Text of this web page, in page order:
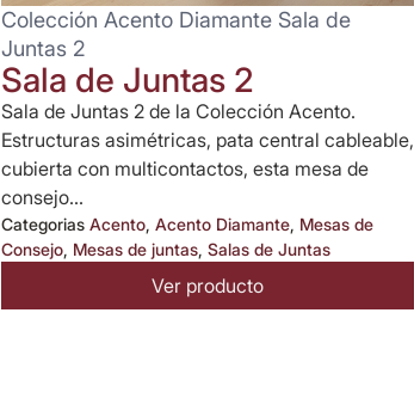
Colección Acento Diamante Sala de
Juntas 2
Sala de Juntas 2
Sala de Juntas 2 de la Colección Acento.
Estructuras asimétricas, pata central cableable,
cubierta con multicontactos, esta mesa de
consejo...
Categorias Acento, Acento Diamante, Mesas de
Consejo, Mesas de juntas, Salas de Juntas
Ver producto